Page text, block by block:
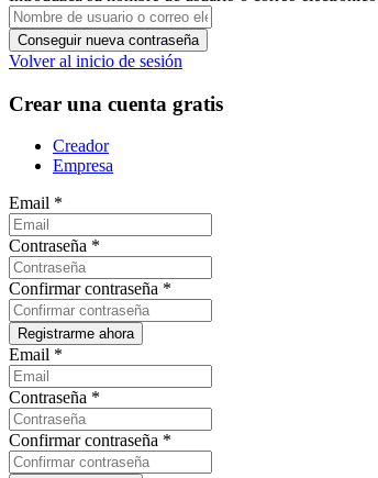
Volver al inicio de sesión
Crear una cuenta gratis
Creador
Empresa
Email *
Contraseña *
Confirmar contraseña *
Email *
Contraseña *
Confirmar contraseña *